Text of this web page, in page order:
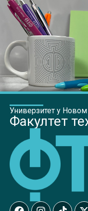
Универзитет у
Факултет